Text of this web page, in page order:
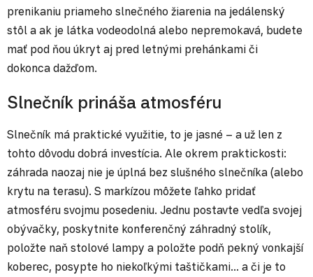
prenikaniu priameho slnečného žiarenia na jedálenský
stôl a ak je látka vodeodolná alebo nepremokavá, budete
mať pod ňou úkryt aj pred letnými prehánkami či
dokonca dažďom.
Slnečník prináša atmosféru
Slnečník má praktické využitie, to je jasné – a už len z
tohto dôvodu dobrá investícia. Ale okrem praktickosti:
záhrada naozaj nie je úplná bez slušného slnečníka (alebo
krytu na terasu). S markízou môžete ľahko pridať
atmosféru svojmu posedeniu. Jednu postavte vedľa svojej
obývačky, poskytnite konferenčný záhradný stolík,
položte naň stolové lampy a položte podň pekný vonkajší
koberec, posypte ho niekoľkými taštičkami... a či je to